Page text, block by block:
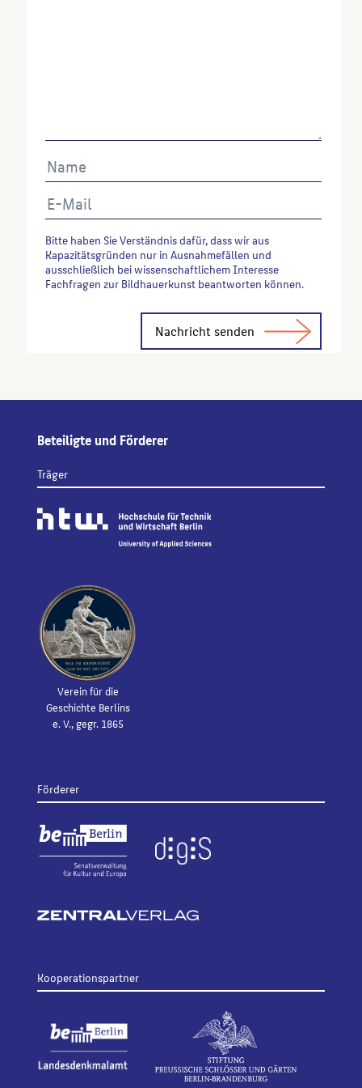
Bitte haben Sie Verständnis dafür, dass wir aus
Kapazitätsgründen nur in Ausnahmefällen und
ausschließlich bei wissenschaftlichem Interesse
Fachfragen zur Bildhauerkunst beantworten können.
Beteiligte und Förderer
Träger
Verein für die
Geschichte Berlins
e. V., gegr. 1865
Förderer
Kooperationspartner